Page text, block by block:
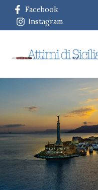
contenuto
Facebook
Instagram